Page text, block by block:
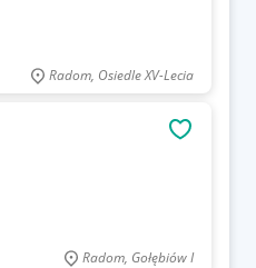
Radom, Osiedle XV-Lecia
Radom, Gołębiów I